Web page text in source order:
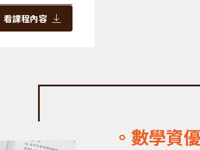
看課程內容
。數學資